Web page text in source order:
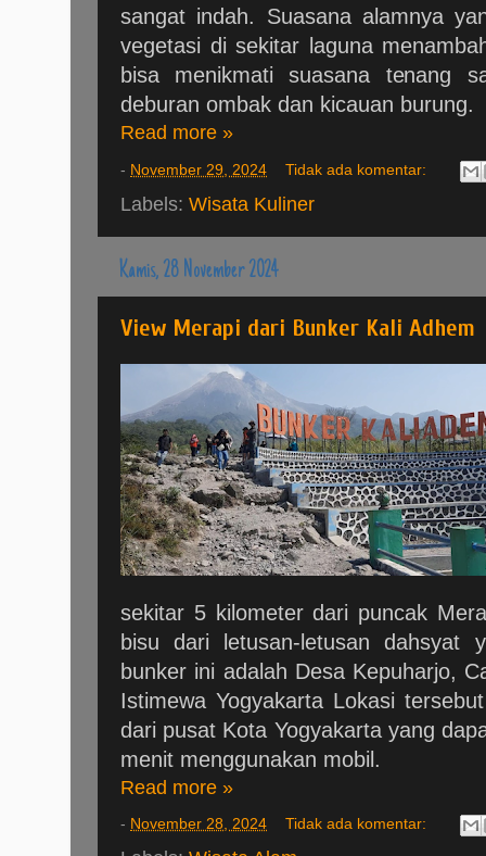
sangat indah. Suasana alamnya
vegetasi di sekitar laguna
bisa menikmati suasana tenang
deburan ombak dan kicauan burung.
Read more »
- November 29, 2024 Tidak ada komentar:
Labels: Wisata Kuliner
Kamis, 28 November 2024
View Merapi dari Bunker Kali Adhem
sekitar 5 kilometer dari puncak
bisu dari letusan-letusan dahsyat
bunker ini adalah Desa Kepuharjo,
Istimewa Yogyakarta Lokasi
dari pusat Kota Yogyakarta yang
menit menggunakan mobil.
Read more »
- November 28, 2024 Tidak ada komentar: